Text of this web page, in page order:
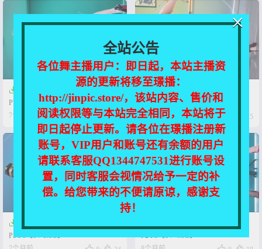

P7【2V-1.4G】
7个月前
 0  14

【绝对舞力】Patreon 25-11-
P1【3V-2.48G】
7个月前
 15

P5 P6【6V-3.8G】
P2 P3【8V-4.6G】
全站公告
各位舞主播用户：即日起，本站主播资
源的更新将移至璟播：
http://jinpic.store/，该站内容、售价和
阅读权限等与本站完全相同，本站将于
即日起停止更新。请各位在璟播注册新
账号，VIP用户和账号还有余额的用户
请联系客服QQ1344747531进行账号设
置，同时客服会视情况给予一定的补
偿。给您带来的不便请原谅，感谢支
持！
×